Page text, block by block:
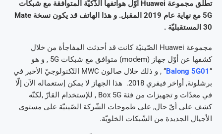
تطلق مجموعة Huawei أوّل هواتفها الذّكيّة المتوافقة مع شبكات
5G مع نهاية عام 2019 المقبل. و هذا الهاتف قد يكون نسخة Mate
30 المستقبليّة .
مجموعة Huawei الصّينيّة كانت قد أحدثت المفاجأة من خلال
كشفها عن أوّل جهاز (modem) متوافق مع شبكات 5G , و هو
“
Balong 5G01
” , و ذلك خلال صالون MWC التّكنولوجيّ الأخير في
برشلونة, أواخر فيفري 2018. هذا الجهاز لا يمكن إستعماله الآن إلّا
في معدّات و تجهيزات من فئة Box 5G , للإستخدام القارّ ,لكنّه
كشف على أيّ حال, على طموحات الشّركة الصّينيّة على مستوى
الأجيال الجديدة من الشّبكات الخلويّة.